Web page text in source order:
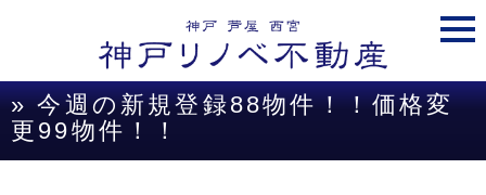
» 今週の新規登録88物件！！価格変
更99物件！！